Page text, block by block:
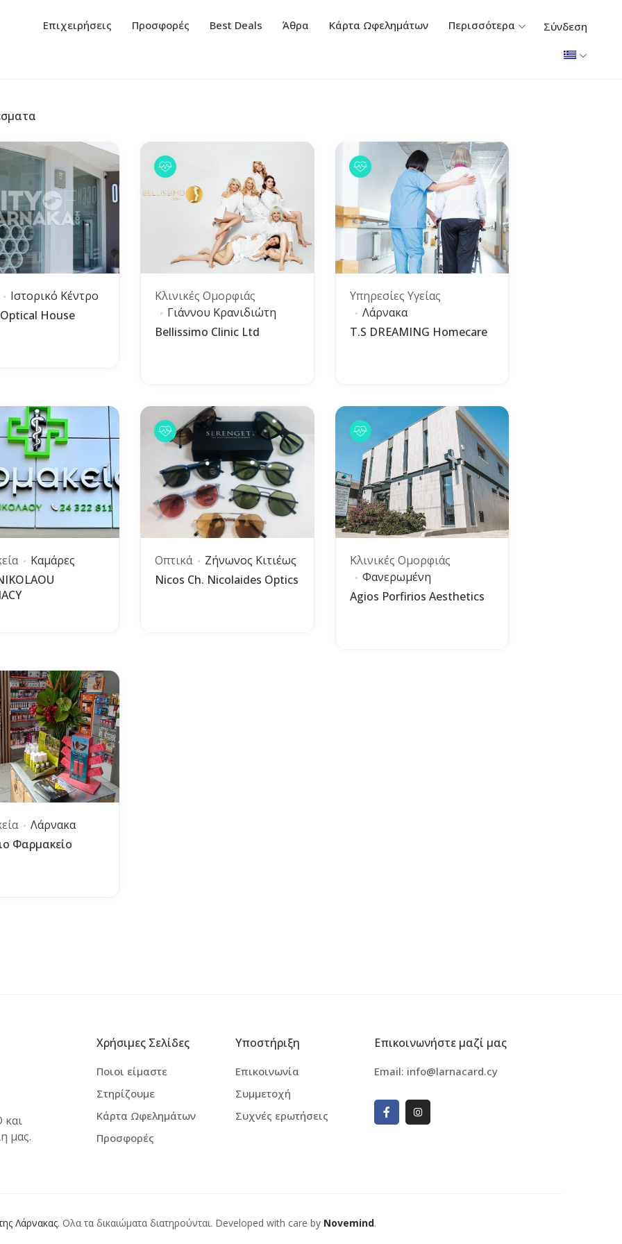
Επιχειρήσεις Προσφορές Best Deals Άθρα Κάρτα Ωφελημάτων Περισσότερα Σύνδεση
Ιστορικό Κέντρο
House
Κλινικές Ομορφιάς
Γιάννου Κρανιδιώτη
Bellissimo Clinic Ltd
Υπηρεσίες Υγείας
Λάρνακα
T.S DREAMING Homecare
Καμάρες
Οπτικά
Ζήνωνος Κιτιέως
Nicos Ch. Nicolaides Optics
Κλινικές Ομορφιάς
Φανερωμένη
Agios Porfirios Aesthetics
Λάρνακα
Φαρμακείο
και
μας.
Χρήσιμες Σελίδες
Ποιοι είμαστε
Στηρίζουμε
Κάρτα Ωφελημάτων
Προσφορές
Υποστήριξη
Επικοινωνία
Συμμετοχή
Συχνές ερωτήσεις
Επικοινωνήστε μαζί μας
Email: info@larnacard.cy
Λάρνακας. Ολα τα δικαιώματα διατηρούνται. Developed with care by Novemind.